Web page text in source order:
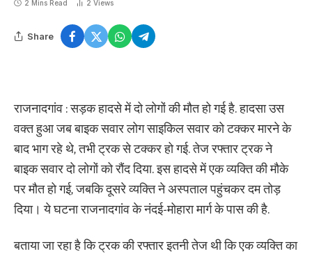
2 Mins Read 2 Views
Share
राजनादगांव : सड़क हादसे में दो लोगों की मौत हो गई है. हादसा उस
वक्त हुआ जब बाइक सवार लोग साइकिल सवार को टक्कर मारने के
बाद भाग रहे थे, तभी ट्रक से टक्कर हो गई. तेज रफ्तार ट्रक ने
बाइक सवार दो लोगों को रौंद दिया. इस हादसे में एक व्यक्ति की मौके
पर मौत हो गई, जबकि दूसरे व्यक्ति ने अस्पताल पहुंचकर दम तोड़
दिया। ये घटना राजनादगांव के नंदई-मोहारा मार्ग के पास की है.
बताया जा रहा है कि ट्रक की रफ्तार इतनी तेज थी कि एक व्यक्ति का